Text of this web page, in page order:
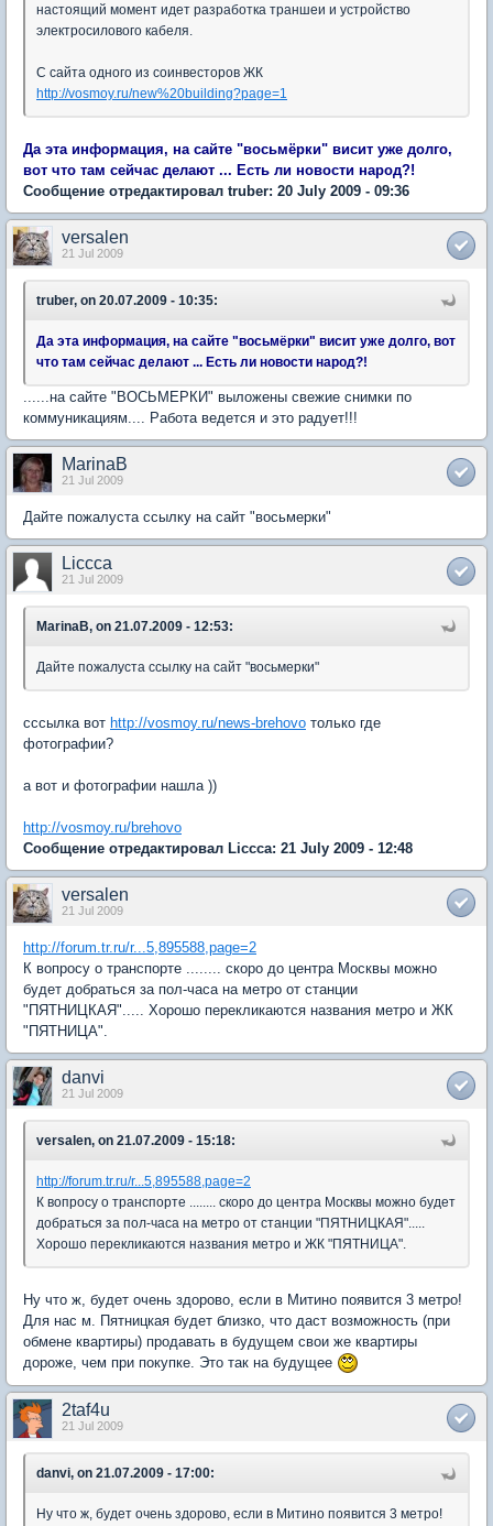
настоящий момент идет разработка траншеи и устройство
электросилового кабеля.
С сайта одного из соинвесторов ЖК
http://vosmoy.ru/new%20building?page=1
Да эта информация, на сайте "восьмёрки" висит уже долго,
вот что там сейчас делают ... Есть ли новости народ?!
Сообщение отредактировал truber: 20 July 2009 - 09:36
versalen
21 Jul 2009
truber, on 20.07.2009 - 10:35:
Да эта информация, на сайте "восьмёрки" висит уже долго, вот
что там сейчас делают ... Есть ли новости народ?!
......на сайте "ВОСЬМЕРКИ" выложены свежие снимки по
коммуникациям.... Работа ведется и это радует!!!
MarinaB
21 Jul 2009
Дайте пожалуста ссылку на сайт "восьмерки"
Liccca
21 Jul 2009
MarinaB, on 21.07.2009 - 12:53:
Дайте пожалуста ссылку на сайт "восьмерки"
сссылка вот http://vosmoy.ru/news-brehovo только где
фотографии?
а вот и фотографии нашла ))
http://vosmoy.ru/brehovo
Сообщение отредактировал Liccca: 21 July 2009 - 12:48
versalen
21 Jul 2009
http://forum.tr.ru/r...5,895588,page=2
К вопросу о транспорте ........ скоро до центра Москвы можно
будет добраться за пол-часа на метро от станции
"ПЯТНИЦКАЯ"..... Хорошо перекликаются названия метро и ЖК
"ПЯТНИЦА".
danvi
21 Jul 2009
versalen, on 21.07.2009 - 15:18:
http://forum.tr.ru/r...5,895588,page=2
К вопросу о транспорте ........ скоро до центра Москвы можно будет
добраться за пол-часа на метро от станции "ПЯТНИЦКАЯ".....
Хорошо перекликаются названия метро и ЖК "ПЯТНИЦА".
Ну что ж, будет очень здорово, если в Митино появится 3 метро!
Для нас м. Пятницкая будет близко, что даст возможность (при
обмене квартиры) продавать в будущем свои же квартиры
дороже, чем при покупке. Это так на будущее
2taf4u
21 Jul 2009
danvi, on 21.07.2009 - 17:00:
Ну что ж, будет очень здорово, если в Митино появится 3 метро!